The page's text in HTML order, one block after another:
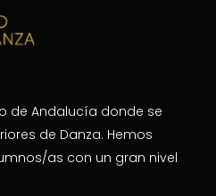
de Andalucía donde se
de Danza. Hemos
as con un gran nivel